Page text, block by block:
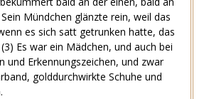
Mündchen glänzte rein, weil das
es sich satt getrunken hatte, das
(3) Es war ein Mädchen, und auch bei
und Erkennungszeichen, und zwar
golddurchwirkte Schuhe und